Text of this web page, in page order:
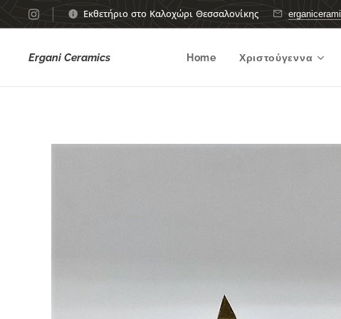
Εκθετήριο στο Καλοχώρι Θεσσαλονίκης
Ergani Ceramics Home Χριστούγεννα